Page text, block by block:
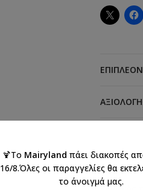
🍹Το Mairyland πάει διακοπές
16/8.Όλες οι παραγγελίες θα
το άνοιγμά μας.